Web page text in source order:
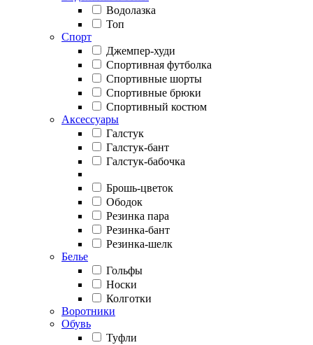
Водолазка
Топ
Спорт
Джемпер-худи
Спортивная футболка
Спортивные шорты
Спортивные брюки
Спортивный костюм
Аксессуары
Галстук
Галстук-бант
Галстук-бабочка
Брошь-цветок
Ободок
Резинка пара
Резинка-бант
Резинка-шелк
Белье
Гольфы
Носки
Колготки
Воротники
Обувь
Туфли